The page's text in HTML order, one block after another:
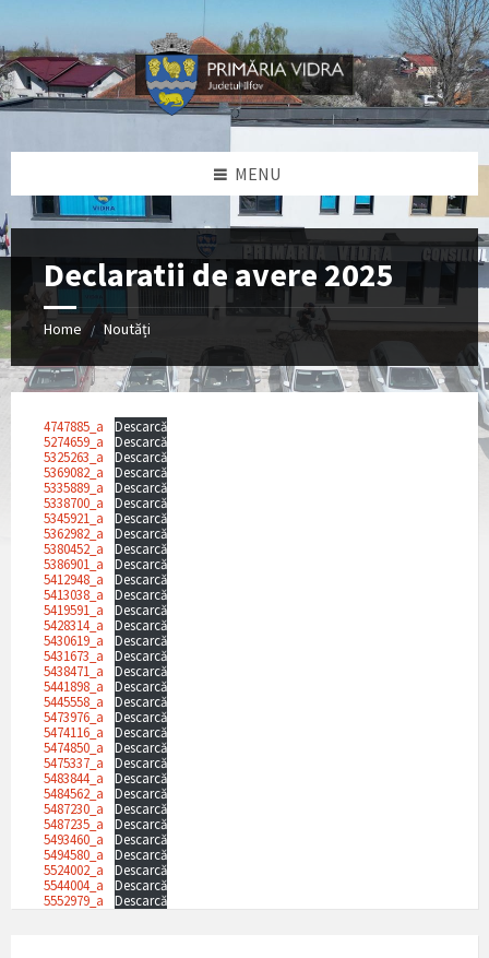
content
left
sidebar
right
sidebar
footer
MENU
Declaratii de avere 2025
Home / Noutăți
4747885_a
Descarcă
5274659_a
Descarcă
5325263_a
Descarcă
5369082_a
Descarcă
5335889_a
Descarcă
5338700_a
Descarcă
5345921_a
Descarcă
5362982_a
Descarcă
5380452_a
Descarcă
5386901_a
Descarcă
5412948_a
Descarcă
5413038_a
Descarcă
5419591_a
Descarcă
5428314_a
Descarcă
5430619_a
Descarcă
5431673_a
Descarcă
5438471_a
Descarcă
5441898_a
Descarcă
5445558_a
Descarcă
5473976_a
Descarcă
5474116_a
Descarcă
5474850_a
Descarcă
5475337_a
Descarcă
5483844_a
Descarcă
5484562_a
Descarcă
5487230_a
Descarcă
5487235_a
Descarcă
5493460_a
Descarcă
5494580_a
Descarcă
5524002_a
Descarcă
5544004_a
Descarcă
5552979_a
Descarcă